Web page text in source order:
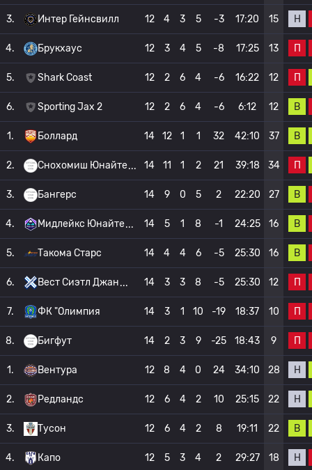
3. Интер Гейнсвилл 12 4 3 5 -3 17:20 15 Н
4. Брукхаус 12 3 4 5 -8 17:25 13 П
5. Shark Coast 12 2 6 4 -6 16:22 12 П
6. Sporting Jax 2 12 2 6 4 -6 6:12 12 В
1. Боллард 14 12 1 1 32 42:10 37 В
2. Снохомиш Юнайте 14 11 1 2 21 39:18 34 П
3. Бангерс 14 9 0 5 2 22:20 27 В
4. Мидлейкс Юнайте 14 5 1 8 -1 24:25 16 В
5. Такома Старс 14 4 4 6 -5 25:30 16 В
6. Вест Сиэтл Джан 14 3 3 8 -5 25:30 12 П
7. ФК "Олимпия 14 3 1 10 -19 18:37 10 П
8. Бигфут 14 2 3 9 -25 18:43 9 П
1. Вентура 12 8 4 0 24 34:10 28 Н
2. Редландс 12 6 4 2 10 25:15 22 Н
3. Тусон 12 6 4 2 8 19:11 22 В
4. Капо 12 5 3 4 2 29:27 18 Н